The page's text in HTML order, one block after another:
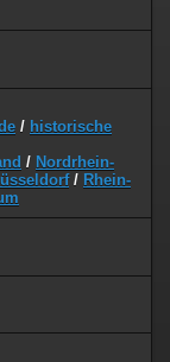
/ historische
/ Nordrhein-
/ Rhein-